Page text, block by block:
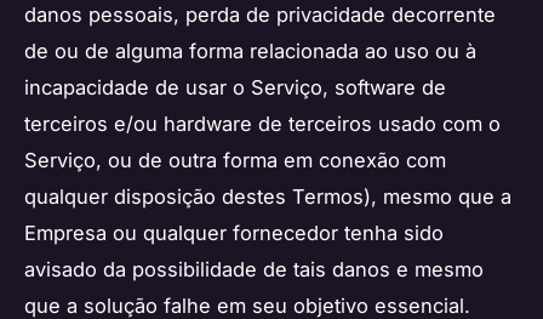
danos pessoais, perda de privacidade decorrente
de ou de alguma forma relacionada ao uso ou à
incapacidade de usar o Serviço, software de
terceiros e/ou hardware de terceiros usado com o
Serviço, ou de outra forma em conexão com
qualquer disposição destes Termos), mesmo que a
Empresa ou qualquer fornecedor tenha sido
avisado da possibilidade de tais danos e mesmo
que a solução falhe em seu objetivo essencial.